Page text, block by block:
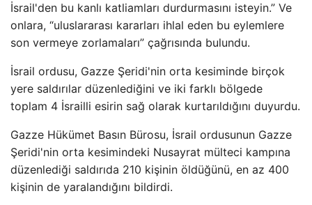
İsrail'den bu kanlı katliamları durdurmasını isteyin.” Ve
onlara, “uluslararası kararları ihlal eden bu eylemlere
son vermeye zorlamaları” çağrısında bulundu.
İsrail ordusu, Gazze Şeridi'nin orta kesiminde birçok
yere saldırılar düzenlediğini ve iki farklı bölgede
toplam 4 İsrailli esirin sağ olarak kurtarıldığını duyurdu.
Gazze Hükümet Basın Bürosu, İsrail ordusunun Gazze
Şeridi'nin orta kesimindeki Nusayrat mülteci kampına
düzenlediği saldırıda 210 kişinin öldüğünü, en az 400
kişinin de yaralandığını bildirdi.